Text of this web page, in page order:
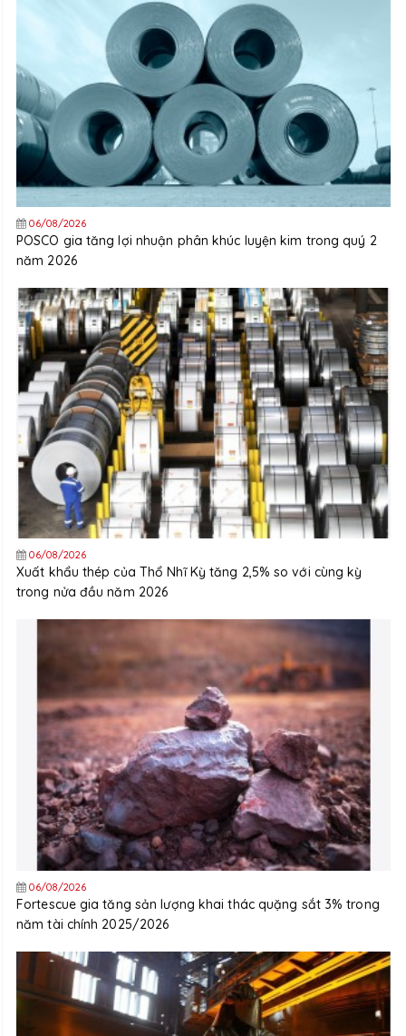
06/08/2026
POSCO gia tăng lợi nhuận phân khúc luyện kim trong quý 2
năm 2026
06/08/2026
Xuất khẩu thép của Thổ Nhĩ Kỳ tăng 2,5% so với cùng kỳ
trong nửa đầu năm 2026
06/08/2026
Fortescue gia tăng sản lượng khai thác quặng sắt 3% trong
năm tài chính 2025/2026